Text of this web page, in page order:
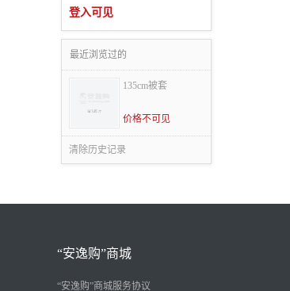
登入可见
最近浏览过的
135cm被套
价格不可见
清除历史记录
“安逸购”商城
“安逸购”商城服务协议